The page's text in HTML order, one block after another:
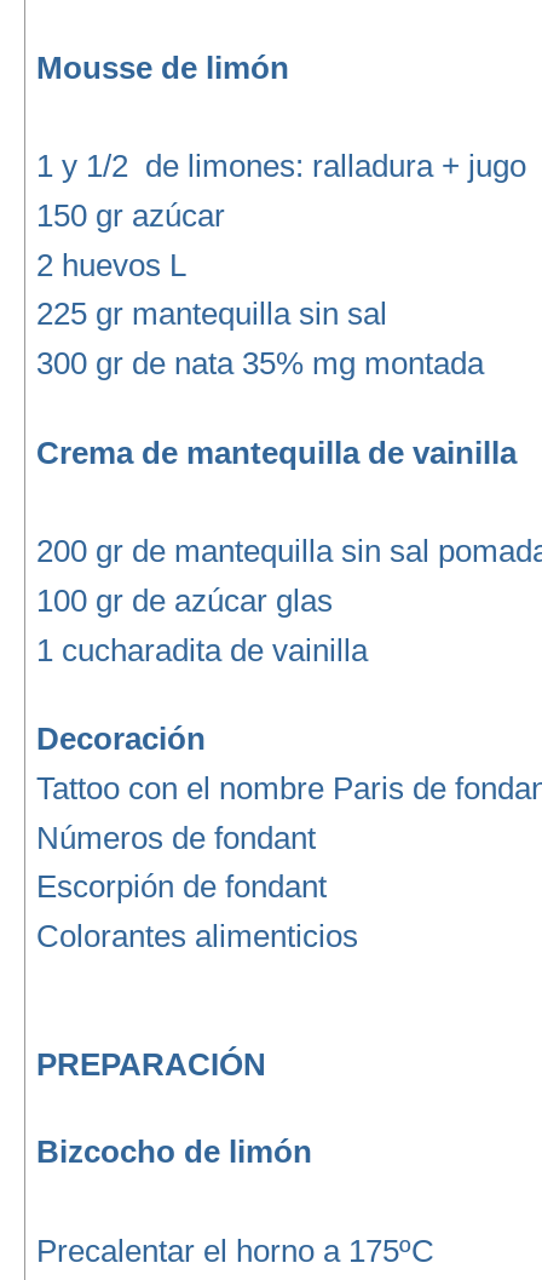
Mousse de limón
1 y 1/2 de limones: ralladura + jugo
150 gr azúcar
2 huevos L
225 gr mantequilla sin sal
300 gr de nata 35% mg montada
Crema de mantequilla de vainilla
200 gr de mantequilla sin sal
100 gr de azúcar glas
1 cucharadita de vainilla
Decoración
Tattoo con el nombre Paris de
Números de fondant
Escorpión de fondant
Colorantes alimenticios
PREPARACIÓN
Bizcocho de limón
Precalentar el horno a 175ºC